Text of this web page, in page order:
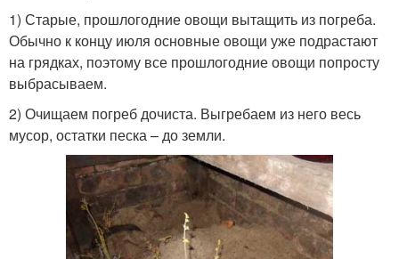
1) Старые, прошлогодние овощи вытащить из погреба.
Обычно к концу июля основные овощи уже подрастают
на грядках, поэтому все прошлогодние овощи попросту
выбрасываем.
2) Очищаем погреб дочиста. Выгребаем из него весь
мусор, остатки песка – до земли.